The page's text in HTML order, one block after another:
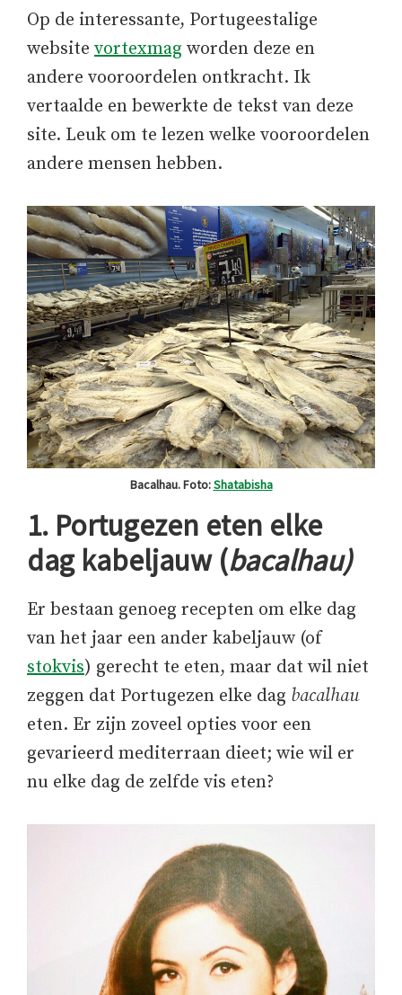
Op de interessante, Portugeestalige
website vortexmag worden deze en
andere vooroordelen ontkracht. Ik
vertaalde en bewerkte de tekst van deze
site. Leuk om te lezen welke vooroordelen
andere mensen hebben.
Bacalhau. Foto:Shatabisha
1. Portugezen eten elke
dag kabeljauw (bacalhau)
Er bestaan genoeg recepten om elke dag
van het jaar een ander kabeljauw (of
stokvis) gerecht te eten, maar dat wil niet
zeggen dat Portugezen elke dag bacalhau
eten. Er zijn zoveel opties voor een
gevarieerd mediterraan dieet; wie wil er
nu elke dag de zelfde vis eten?